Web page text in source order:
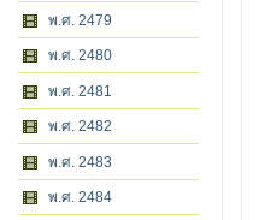
พ.ศ. 2479
พ.ศ. 2480
พ.ศ. 2481
พ.ศ. 2482
พ.ศ. 2483
พ.ศ. 2484